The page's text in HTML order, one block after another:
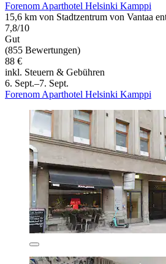
Forenom Aparthotel Helsinki Kamppi
15,6 km von Stadtzentrum von Vantaa
7,8/10
Gut
(855 Bewertungen)
88 €
inkl. Steuern & Gebühren
6. Sept.–7. Sept.
Forenom Aparthotel Helsinki Kamppi